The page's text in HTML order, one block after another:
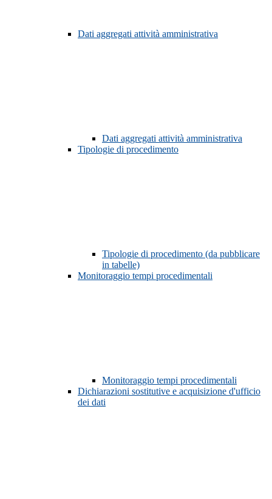
Dati aggregati attività amministrativa
Dati aggregati attività amministrativa
Tipologie di procedimento
Tipologie di procedimento (da pubblicare
in tabelle)
Monitoraggio tempi procedimentali
Monitoraggio tempi procedimentali
Dichiarazioni sostitutive e acquisizione d'ufficio
dei dati